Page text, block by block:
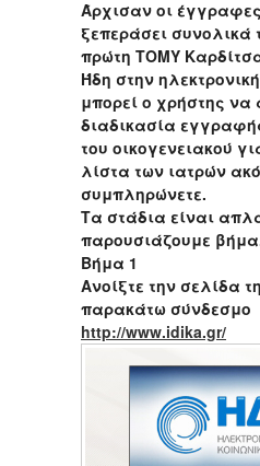
Άρχισαν οι
ξεπεράσει συνολικά
πρώτη ΤΟΜΥ
Ήδη στην
μπορεί ο χρήστης να
διαδικασία
του οικογενειακού
λίστα των ιατρών
συμπληρώνετε.
Τα στάδια είναι
παρουσιάζουμε
Βήμα 1
Ανοίξτε την σελίδα
παρακάτω σύνδεσμο
http://www.idika.gr/